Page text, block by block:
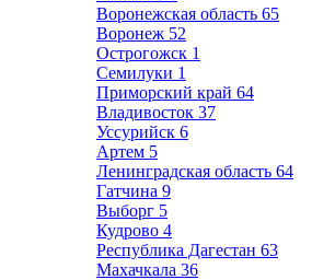
Воронежская область 65
Воронеж 52
Острогожск 1
Семилуки 1
Приморский край 64
Владивосток 37
Уссурийск 6
Артем 5
Ленинградская область 64
Гатчина 9
Выборг 5
Кудрово 4
Республика Дагестан 63
Махачкала 36